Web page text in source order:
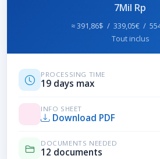
7Mil Rp
≈ 391,86$ / 339,05€ /
Tout inclus
PROCESSING TIME
19 days max
INFO SHEET
Download PDF
DOCUMENTS NEEDED
12 documents